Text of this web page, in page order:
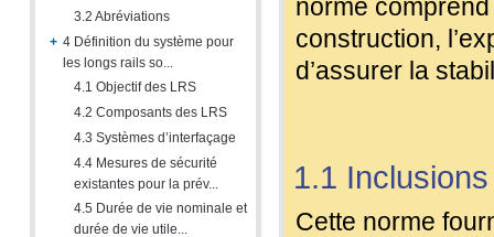
3.2 Abréviations
+ 4 Définition du système pour
les longs rails so...
4.1 Objectif des LRS
4.2 Composants des LRS
4.3 Systèmes d’interfaçage
4.4 Mesures de sécurité
existantes pour la prév...
4.5 Durée de vie nominale et
durée de vie utile...
norme
construction,
d’assurer la
1.1 Inclusions
Cette norme